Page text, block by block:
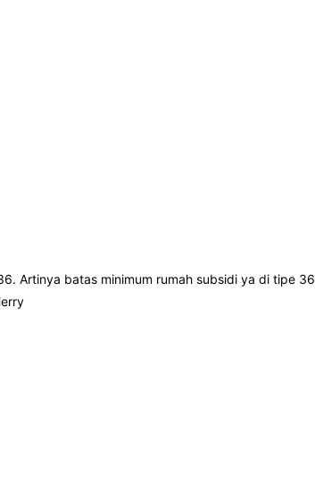
Artinya batas minimum rumah subsidi ya di tipe